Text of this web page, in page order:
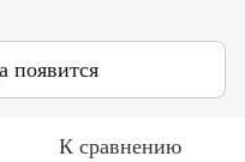
появится
К сравнению